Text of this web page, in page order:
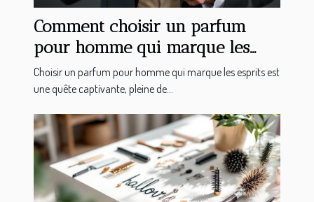
Comment choisir un parfum
pour homme qui marque les
esprits ?
Choisir un parfum pour homme qui marque les esprits est
une quête captivante, pleine de...